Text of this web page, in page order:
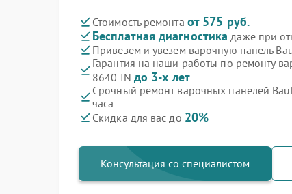
Стоимость ремонта от 575 руб.
Бесплатная диагностика даже при
Привезем и увезем варочную панель
Гарантия на наши работы по ремонту
8640 IN до 3-х лет
Срочный ремонт варочных панелей
часа
Скидка для вас до 20%
Консультация со специалистом